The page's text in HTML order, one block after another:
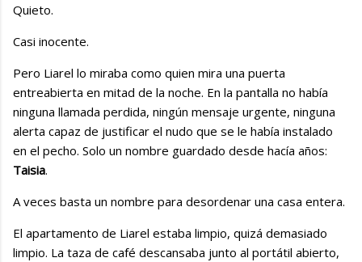
Quieto.
Casi inocente.
Pero Liarel lo miraba como quien mira una puerta
entreabierta en mitad de la noche. En la pantalla no había
ninguna llamada perdida, ningún mensaje urgente, ninguna
alerta capaz de justificar el nudo que se le había instalado
en el pecho. Solo un nombre guardado desde hacía años:
Taisia.
A veces basta un nombre para desordenar una casa entera.
El apartamento de Liarel estaba limpio, quizá demasiado
limpio. La taza de café descansaba junto al portátil abierto,